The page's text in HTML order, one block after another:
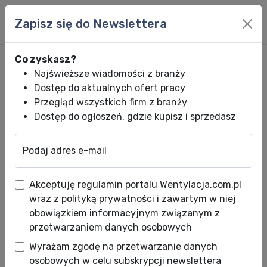
Instalacja oddymiająca Mercor
na lotnisku w Łodzi
Data publikacji: 29.07.2011
Mercor wyposaża w system oddymiania
Zapisz się do Newslettera
Co zyskasz?
Najświeższe wiadomości z branży
Dostęp do aktualnych ofert pracy
Przegląd wszystkich firm z branży
Dostęp do ogłoszeń, gdzie kupisz i sprzedasz
Podaj adres e-mail
Akceptuję regulamin portalu Wentylacja.com.pl
wraz z polityką prywatności i zawartym w niej
obowiązkiem informacyjnym związanym z
przetwarzaniem danych osobowych
Wyrażam zgodę na przetwarzanie danych
osobowych w celu subskrypcji newslettera